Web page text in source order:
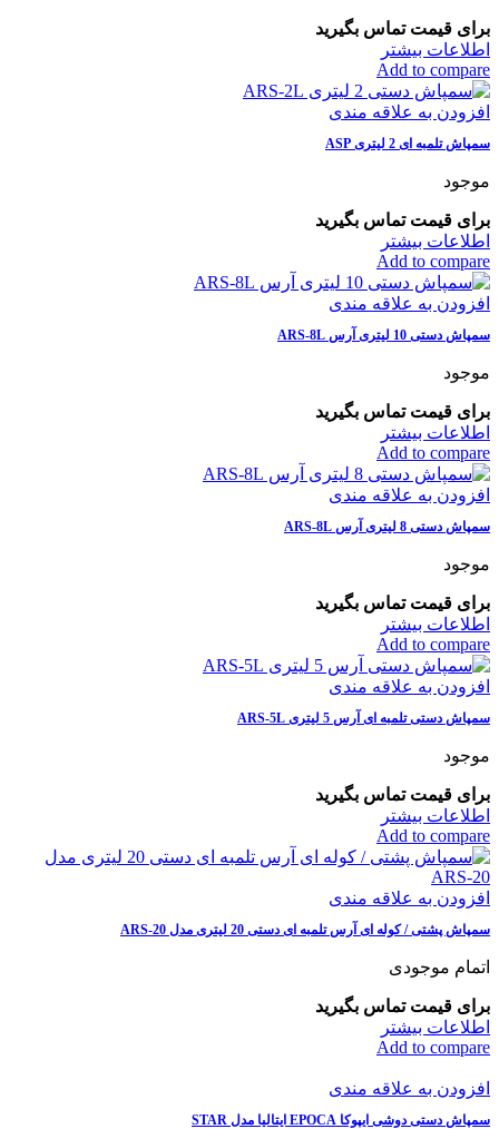
برای قیمت تماس بگیرید
اطلاعات بیشتر
Add to compare
افزودن به علاقه مندی
سمپاش تلمبه ای 2 لیتری ASP
موجود
برای قیمت تماس بگیرید
اطلاعات بیشتر
Add to compare
افزودن به علاقه مندی
سمپاش دستی 10 لیتری آرس ARS-8L
موجود
برای قیمت تماس بگیرید
اطلاعات بیشتر
Add to compare
افزودن به علاقه مندی
سمپاش دستی 8 لیتری آرس ARS-8L
موجود
برای قیمت تماس بگیرید
اطلاعات بیشتر
Add to compare
افزودن به علاقه مندی
سمپاش دستی تلمبه ای آرس 5 لیتری ARS-5L
موجود
برای قیمت تماس بگیرید
اطلاعات بیشتر
Add to compare
افزودن به علاقه مندی
سمپاش پشتی / کوله ای آرس تلمبه ای دستی 20 لیتری مدل ARS-20
اتمام موجودی
برای قیمت تماس بگیرید
اطلاعات بیشتر
Add to compare
افزودن به علاقه مندی
سمپاش دستی دوشی ایپوکا EPOCA ایتالیا مدل STAR